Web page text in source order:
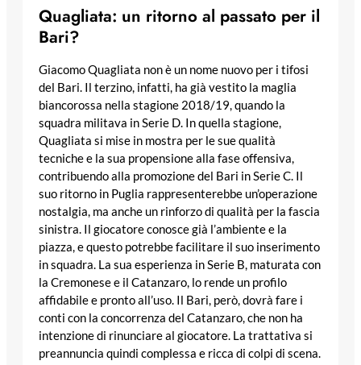
Quagliata: un ritorno al passato per il
Bari?
Giacomo Quagliata non è un nome nuovo per i tifosi
del Bari. Il terzino, infatti, ha già vestito la maglia
biancorossa nella stagione 2018/19, quando la
squadra militava in Serie D. In quella stagione,
Quagliata si mise in mostra per le sue qualità
tecniche e la sua propensione alla fase offensiva,
contribuendo alla promozione del Bari in Serie C. Il
suo ritorno in Puglia rappresenterebbe un’operazione
nostalgia, ma anche un rinforzo di qualità per la fascia
sinistra. Il giocatore conosce già l’ambiente e la
piazza, e questo potrebbe facilitare il suo inserimento
in squadra. La sua esperienza in Serie B, maturata con
la Cremonese e il Catanzaro, lo rende un profilo
affidabile e pronto all’uso. Il Bari, però, dovrà fare i
conti con la concorrenza del Catanzaro, che non ha
intenzione di rinunciare al giocatore. La trattativa si
preannuncia quindi complessa e ricca di colpi di scena.